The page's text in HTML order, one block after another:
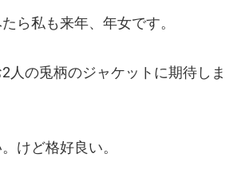
ら私も来年、年女です。
2人の兎柄のジャケットに期待しま
けど格好良い。